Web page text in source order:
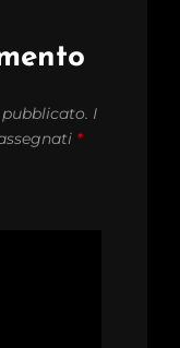
I
*